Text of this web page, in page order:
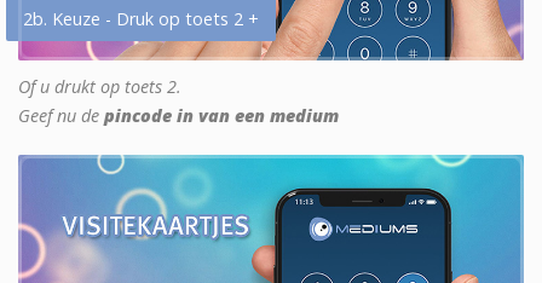
2b. Keuze - Druk op toets 2 +
Of u drukt op toets 2.
Geef nu de pincode in van een medium